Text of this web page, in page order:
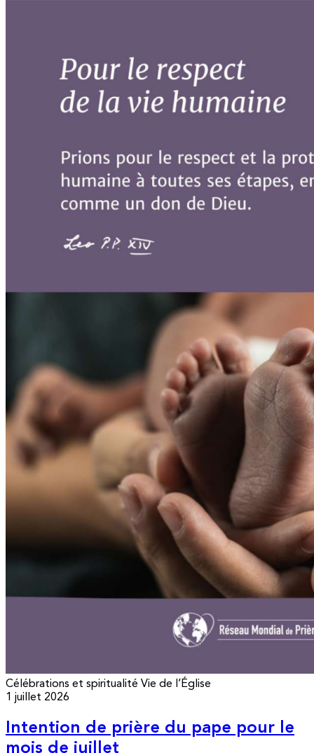
Célébrations et spiritualité Vie de l’Église
1 juillet 2026
Intention de prière du pape pour le
mois de juillet